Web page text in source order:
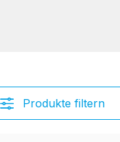
Produkte filtern